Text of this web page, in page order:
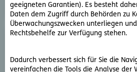
geeigneten Garantien). Es besteht
Daten dem Zugriff durch Behörden zu
Überwachungszwecken unterliegen
Rechtsbehelfe zur Verfügung stehen.
Dadurch verbessert sich für Sie die
vereinfachen die Tools die Analyse der